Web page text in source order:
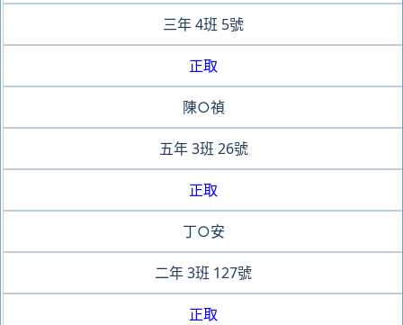
三年4班 5號
正取
陳○禎
五年 3班 26號
正取
丁○安
二年3班 127號
正取